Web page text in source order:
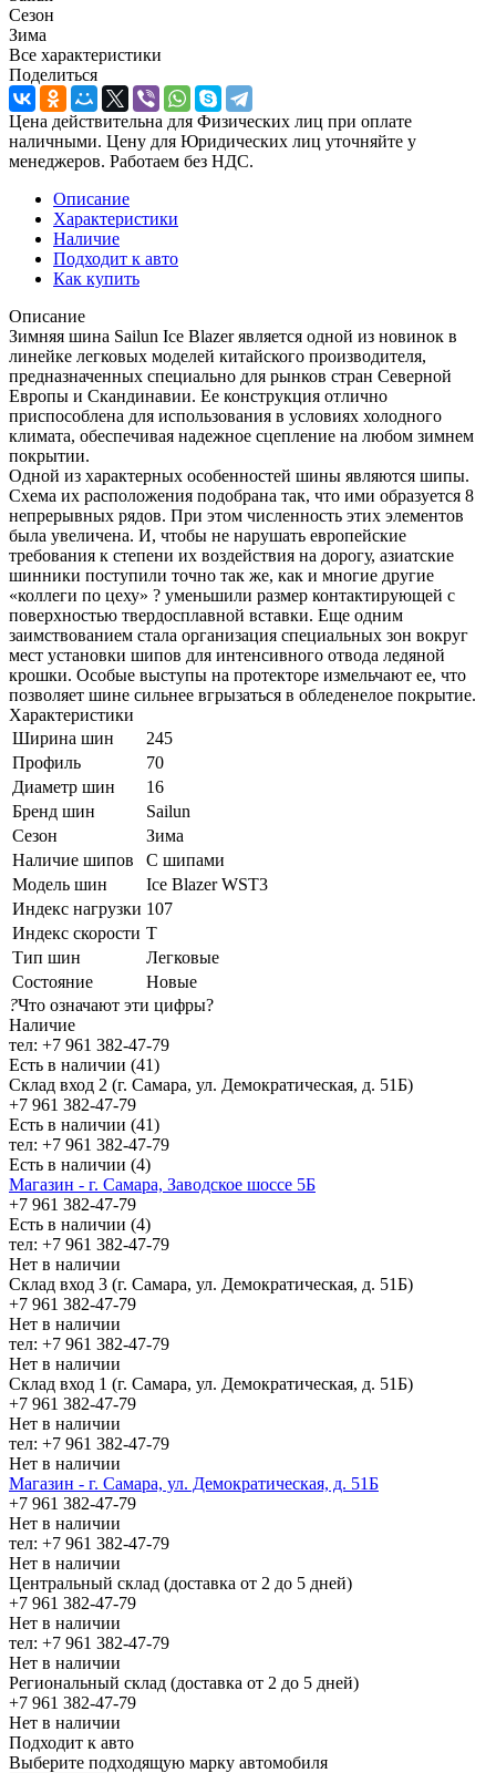
Сезон
Зима
Все характеристики
Поделиться
Цена действительна для Физических лиц при оплате
наличными. Цену для Юридических лиц уточняйте у
менеджеров. Работаем без НДС.
Описание
Характеристики
Наличие
Подходит к авто
Как купить
Описание
Зимняя шина Sailun Ice Blazer является одной из новинок в
линейке легковых моделей китайского производителя,
предназначенных специально для рынков стран Северной
Европы и Скандинавии. Ее конструкция отлично
приспособлена для использования в условиях холодного
климата, обеспечивая надежное сцепление на любом зимнем
покрытии.
Одной из характерных особенностей шины являются шипы.
Схема их расположения подобрана так, что ими образуется 8
непрерывных рядов. При этом численность этих элементов
была увеличена. И, чтобы не нарушать европейские
требования к степени их воздействия на дорогу, азиатские
шинники поступили точно так же, как и многие другие
«коллеги по цеху» ? уменьшили размер контактирующей с
поверхностью твердосплавной вставки. Еще одним
заимствованием стала организация специальных зон вокруг
мест установки шипов для интенсивного отвода ледяной
крошки. Особые выступы на протекторе измельчают ее, что
позволяет шине сильнее вгрызаться в обледенелое покрытие.
Характеристики
Ширина шин
245
Профиль
70
Диаметр шин
16
Бренд шин
Sailun
Сезон
Зима
Наличие шипов
С шипами
Модель шин
Ice Blazer WST3
Индекс нагрузки 107
Индекс скорости T
Тип шин
Легковые
Состояние
Новые
?Что означают эти цифры?
Наличие
тел: +7 961 382-47-79
Есть в наличии (41)
Склад вход 2 (г. Самара, ул. Демократическая, д. 51Б)
+7 961 382-47-79
Есть в наличии (41)
тел: +7 961 382-47-79
Есть в наличии (4)
Магазин - г. Самара, Заводское шоссе 5Б
+7 961 382-47-79
Есть в наличии (4)
тел: +7 961 382-47-79
Нет в наличии
Склад вход 3 (г. Самара, ул. Демократическая, д. 51Б)
+7 961 382-47-79
Нет в наличии
тел: +7 961 382-47-79
Нет в наличии
Склад вход 1 (г. Самара, ул. Демократическая, д. 51Б)
+7 961 382-47-79
Нет в наличии
тел: +7 961 382-47-79
Нет в наличии
Магазин - г. Самара, ул. Демократическая, д. 51Б
+7 961 382-47-79
Нет в наличии
тел: +7 961 382-47-79
Нет в наличии
Центральный склад (доставка от 2 до 5 дней)
+7 961 382-47-79
Нет в наличии
тел: +7 961 382-47-79
Нет в наличии
Региональный склад (доставка от 2 до 5 дней)
+7 961 382-47-79
Нет в наличии
Подходит к авто
Выберите подходящую марку автомобиля